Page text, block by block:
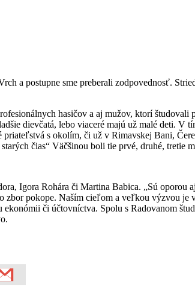
a postupne sme preberali zodpovednosť.
hasičov a aj mužov, ktorí
dievčatá, lebo viaceré majú už malé deti. V
s okolím, či už v Rimavskej Bani,
čias“ Väčšinou boli tie prvé, druhé, tretie
Igora Rohára či Martina Babica. „Sú oporou
pokope. Naším cieľom a veľkou výzvou
či účtovníctva. Spolu s Radovanom